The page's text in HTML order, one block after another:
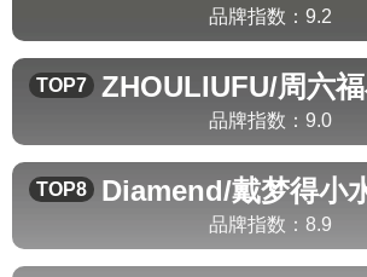
品牌指数： 9.2
TOP7 ZHOULIUFU/周六福
品牌指数： 9.0
TOP8 Diamend/戴梦得小
品牌指数： 8.9